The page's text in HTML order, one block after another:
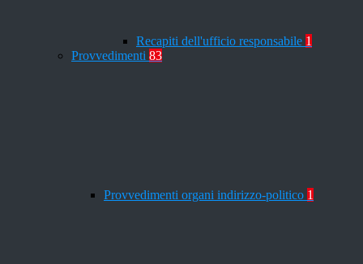
Recapiti dell'ufficio responsabile 1
Provvedimenti 83
Provvedimenti organi indirizzo-politico 1